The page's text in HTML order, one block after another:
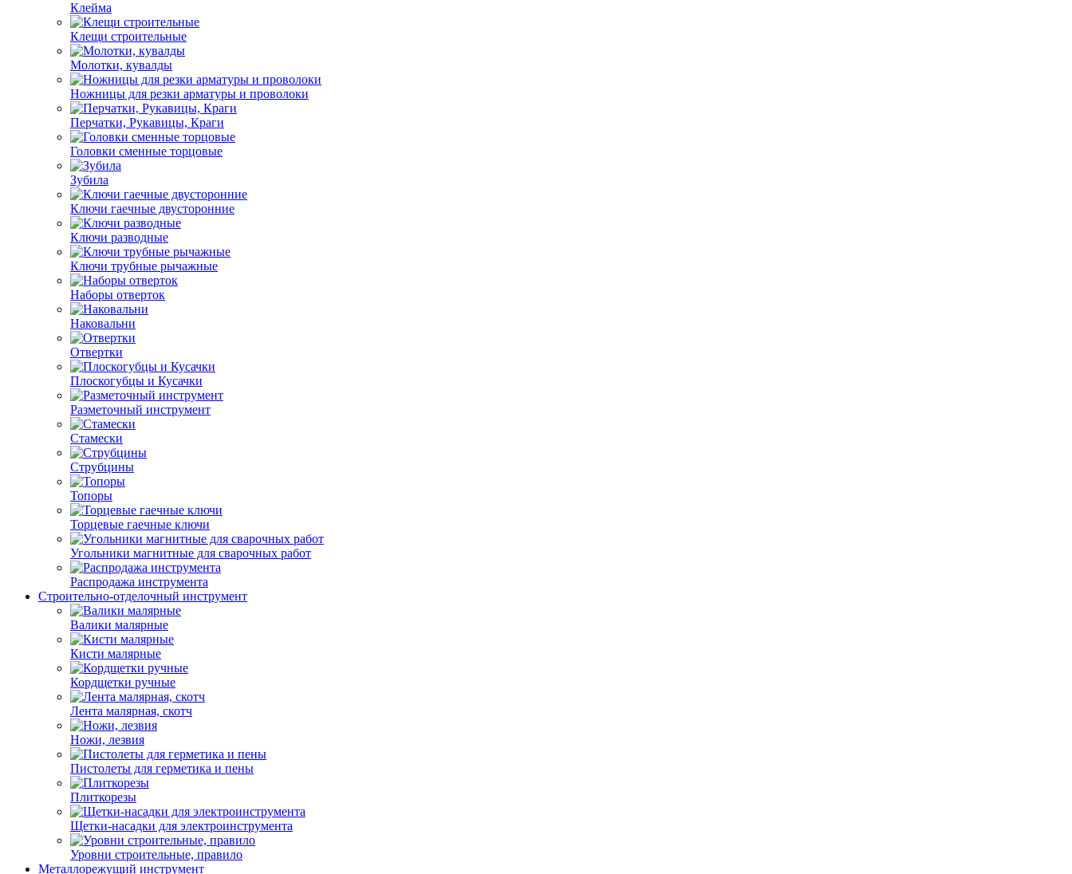
Клейма
Клещи строительные
Молотки, кувалды
Ножницы для резки арматуры и проволоки
Перчатки, Рукавицы, Краги
Головки сменные торцовые
Зубила
Ключи гаечные двусторонние
Ключи разводные
Ключи трубные рычажные
Наборы отверток
Наковальни
Отвертки
Плоскогубцы и Кусачки
Разметочный инструмент
Стамески
Струбцины
Топоры
Торцевые гаечные ключи
Угольники магнитные для сварочных работ
Распродажа инструмента
Строительно-отделочный инструмент
Валики малярные
Кисти малярные
Кордщетки ручные
Лента малярная, скотч
Ножи, лезвия
Пистолеты для герметика и пены
Плиткорезы
Щетки-насадки для электроинструмента
Уровни строительные, правило
Металлорежущий инструмент